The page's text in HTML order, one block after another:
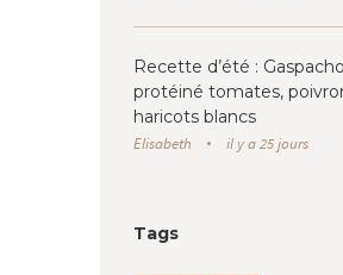
Recette d’été : Gaspacho
protéiné tomates,
haricots blancs
Elisabeth il y a 25 jours
Tags